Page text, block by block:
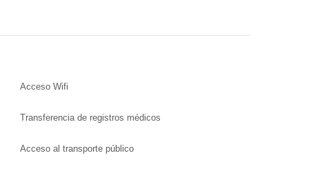
Acceso Wifi
Transferencia de registros médicos
Acceso al transporte público